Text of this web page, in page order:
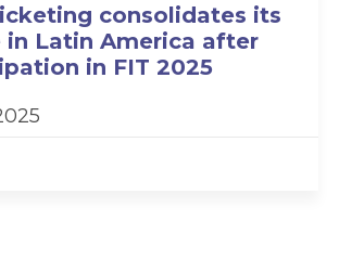
consolidates its
in Latin America after
in FIT 2025